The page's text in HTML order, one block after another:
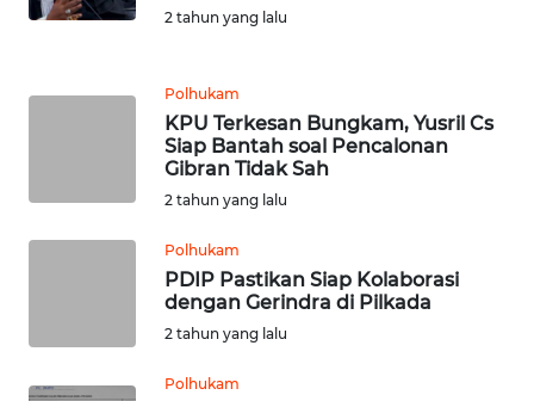
2 tahun yang lalu
Polhukam
KPU Terkesan Bungkam, Yusril Cs
Siap Bantah soal Pencalonan
Gibran Tidak Sah
2 tahun yang lalu
Polhukam
PDIP Pastikan Siap Kolaborasi
dengan Gerindra di Pilkada
2 tahun yang lalu
Polhukam
GORONTALO
SULUT